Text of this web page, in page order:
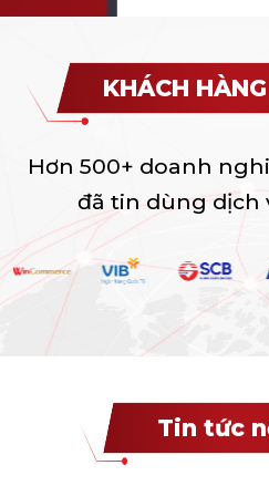
KHÁCH
Hơn 500+ doanh
đã tin dùng dịch
Tin tức